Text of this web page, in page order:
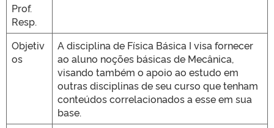
Prof.
Resp.
Objetiv
os
A disciplina de Física Básica I visa fornecer
ao aluno noções básicas de Mecânica,
visando também o apoio ao estudo em
outras disciplinas de seu curso que tenham
conteúdos correlacionados a esse em sua
base.